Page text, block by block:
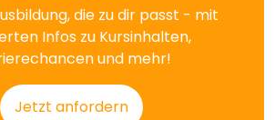
die zu dir passt - mit
Infos zu Kursinhalten,
und mehr!
Jetzt anfordern